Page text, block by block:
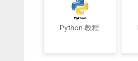
Python 教程